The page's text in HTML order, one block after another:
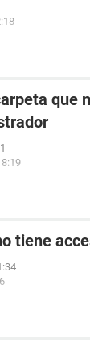
que
tiene